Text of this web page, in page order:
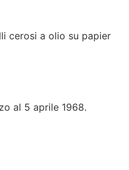
cerosi a olio su papier
al 5 aprile 1968.